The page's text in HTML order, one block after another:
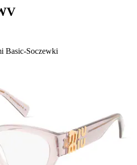
Basic-Soczewki